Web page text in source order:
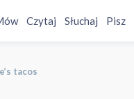
Czytaj Słuchaj Pisz
tacos